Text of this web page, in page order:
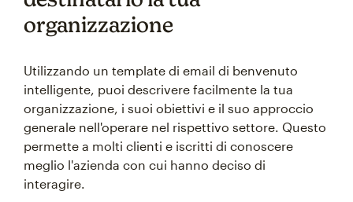
organizzazione
Utilizzando un template di email di benvenuto
intelligente, puoi descrivere facilmente la tua
organizzazione, i suoi obiettivi e il suo approccio
generale nell'operare nel rispettivo settore. Questo
permette a molti clienti e iscritti di conoscere
meglio l'azienda con cui hanno deciso di
interagire.